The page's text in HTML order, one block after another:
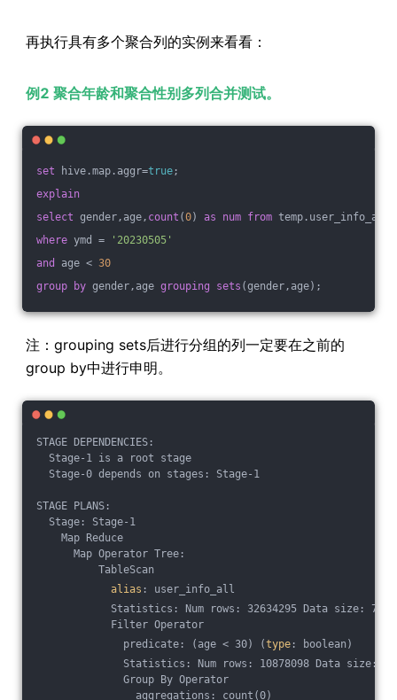
再执行具有多个聚合列的实例来看看：
例2 聚合年龄和聚合性别多列合并测试。
set hive.map.aggr=true;
explain
select gender,age, count (0) as num from temp.user_info_all
where ymd =
'20230505'
and
age < 30
group
by gender,age grouping sets (gender,age);
注：grouping sets后进行分组的列一定要在之前的
group by中进行申明。
STAGE DEPENDENCIES:
Stage-1 is a root stage
Stage-0 depends on stages: Stage-1
STAGE PLANS:
Stage: Stage-1
Map Reduce
Map Operator Tree:
TableScan
alias : user_info_all
Statistics: Num rows: 32634295 Data size: 783223080
Filter Operator
predicate: (age < 30) (type : boolean)
Statistics: Num rows: 10878098 Data size:
Group By Operator
aggregations: count(0)